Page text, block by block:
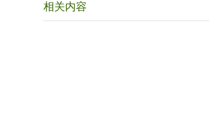
相关内容